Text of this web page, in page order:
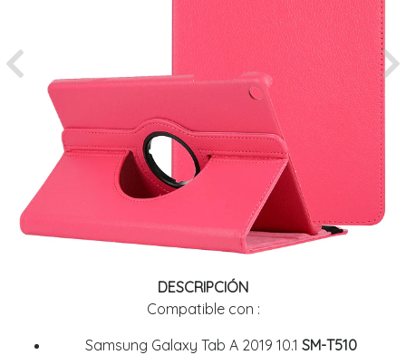
Previous
DESCRIPCIÓN
Compatible con :
Samsung Galaxy Tab A 2019 10.1 SM-T510